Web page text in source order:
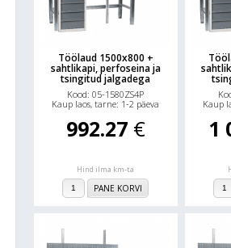
Töölaud 1500x800 +
sahtlikapi, perfoseina ja
tsingitud jalgadega
Kood: 05-1580ZS4P
Kaup laos, tarne: 1-2 päeva
992.27 €
Hind ilma km-ta
PANE KORVI
Kaup
1